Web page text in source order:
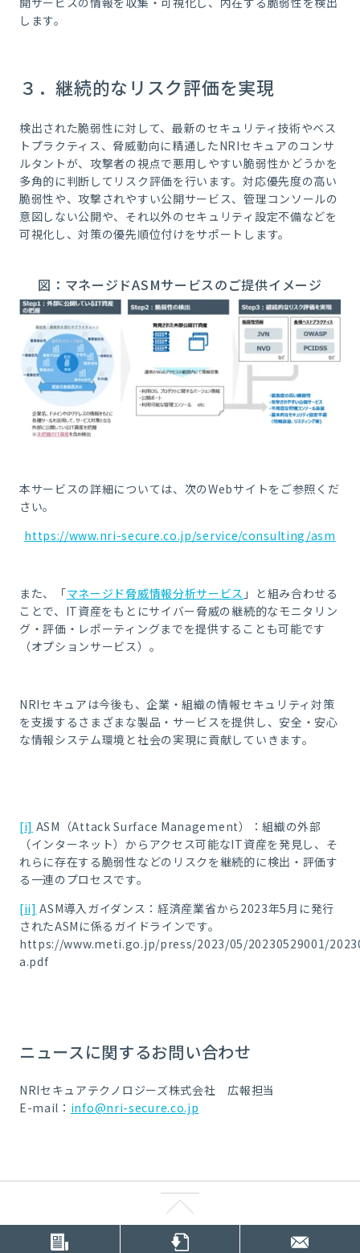
します。
３．継続的なリスク評価を実現
検出された脆弱性に対して、最新のセキュリティ技術やベス
トプラクティス、脅威動向に精通したNRIセキュアのコンサ
ルタントが、攻撃者の視点で悪用しやすい脆弱性かどうかを
多角的に判断してリスク評価を行います。対応優先度の高い
脆弱性や、攻撃されやすい公開サービス、管理コンソールの
意図しない公開や、それ以外のセキュリティ設定不備などを
可視化し、対策の優先順位付けをサポートします。
図：マネージドASMサービスのご提供イメージ
本サービスの詳細については、次のWebサイトをご参照くだ
さい。
https://www.nri-secure.co.jp/service/consulting/asm
また、「マネージド脅威情報分析サービス 」と組み合わせる
ことで、IT資産をもとにサイバー脅威の継続的なモニタリン
グ・評価・レポーティングまでを提供することも可能です
（オプションサービス）。
NRIセキュアは今後も、企業・組織の情報セキュリティ対策
を支援するさまざまな製品・サービスを提供し、安全・安心
な情報システム環境と社会の実現に貢献していきます。
[i] ASM（Attack Surface Management）：組織の外部
（インターネット）からアクセス可能なIT資産を発見し、そ
れらに存在する脆弱性などのリスクを継続的に検出・評価す
る一連のプロセスです。
[ii] ASM導入ガイダンス：経済産業省から2023年5月に発行
されたASMに係るガイドラインです。
https://www.meti.go.jp/press/2023/05/20230529001/
a.pdf
ニュースに関するお問い合わせ
NRIセキュアテクノロジーズ株式会社 広報担当
E-mail： info@nri-secure.co.jp